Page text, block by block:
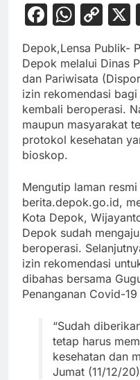
Link
Depok,Lensa Publik-
Depok melalui Dinas
dan Pariwisata
izin rekomendasi
kembali beroperasi.
maupun masyarakat
protokol kesehatan
bioskop.
Mengutip laman
berita.depok.go.id,
Kota Depok,
Depok sudah
beroperasi.
izin rekomendasi
dibahas bersama
Penanganan Covid-
“Sudah
tetap harus
kesehatan dan
Jumat (11/12/